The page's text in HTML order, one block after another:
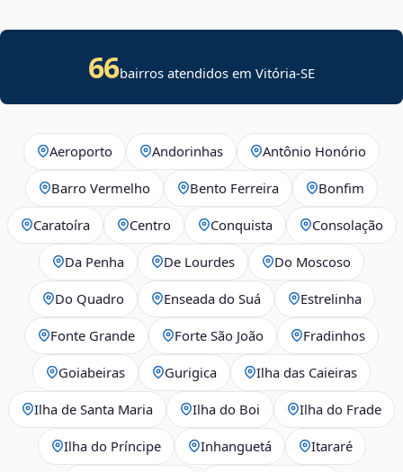
66bairros atendidos em Vitória-SE
Aeroporto Andorinhas Antônio Honório
Barro Vermelho Bento Ferreira Bonfim
Caratoíra Centro Conquista Consolação
Da Penha De Lourdes Do Moscoso
Do Quadro Enseada do Suá Estrelinha
Fonte Grande Forte São João Fradinhos
Goiabeiras Gurigica Ilha das Caieiras
Ilha de Santa Maria Ilha do Boi Ilha do Frade
Ilha do Príncipe Inhanguetá Itararé